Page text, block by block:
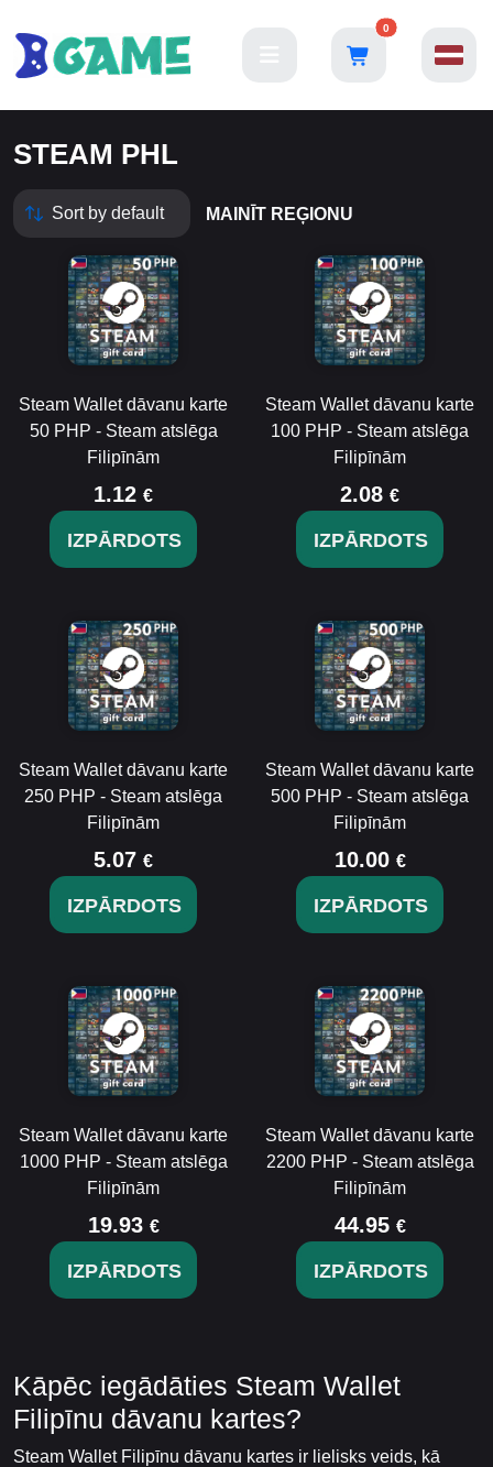
0
STEAM PHL
MAINĪT REĢIONU
Steam Wallet dāvanu karte
50 PHP - Steam atslēga
Filipīnām
1.12 €
IZPĀRDOTS
Steam Wallet dāvanu karte
100 PHP - Steam atslēga
Filipīnām
2.08 €
IZPĀRDOTS
Steam Wallet dāvanu karte
250 PHP - Steam atslēga
Filipīnām
5.07 €
IZPĀRDOTS
Steam Wallet dāvanu karte
500 PHP - Steam atslēga
Filipīnām
10.00 €
IZPĀRDOTS
Steam Wallet dāvanu karte
1000 PHP - Steam atslēga
Filipīnām
19.93 €
IZPĀRDOTS
Steam Wallet dāvanu karte
2200 PHP - Steam atslēga
Filipīnām
44.95 €
IZPĀRDOTS
Kāpēc iegādāties Steam Wallet
Filipīnu dāvanu kartes?
Steam Wallet Filipīnu dāvanu kartes ir lielisks veids, kā